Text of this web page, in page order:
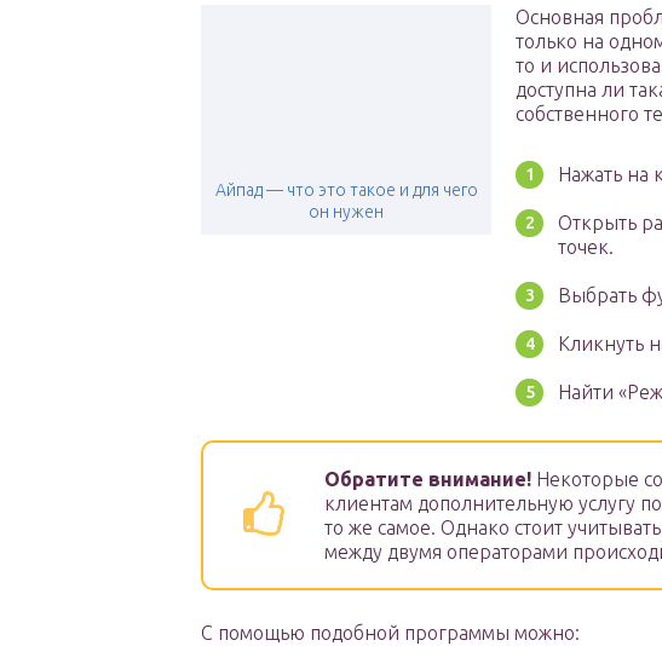
Айпад — что это такое и для чего
он нужен
Основная
только на
то и
доступна ли
собственного
Нажать на
Открыть
точек.
Выбрать
Кликнуть
Найти
Обратите внимание! Некоторые
клиентам дополнительную услугу
то же самое. Однако стоит
между двумя операторами
С помощью подобной программы можно: